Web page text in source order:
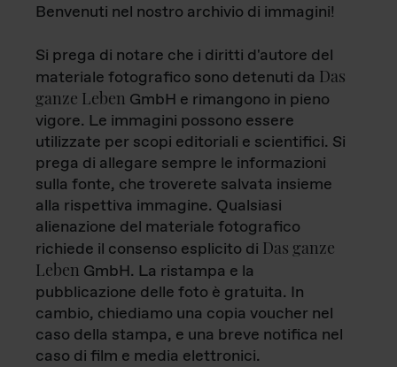
Benvenuti nel nostro archivio di immagini!
Si prega di notare che i diritti d'autore del
materiale fotografico sono detenuti da Das
ganze Leben GmbH e rimangono in pieno
vigore. Le immagini possono essere
utilizzate per scopi editoriali e scientifici. Si
prega di allegare sempre le informazioni
sulla fonte, che troverete salvata insieme
alla rispettiva immagine. Qualsiasi
alienazione del materiale fotografico
richiede il consenso esplicito di Das ganze
Leben GmbH. La ristampa e la
pubblicazione delle foto è gratuita. In
cambio, chiediamo una copia voucher nel
caso della stampa, e una breve notifica nel
caso di film e media elettronici.